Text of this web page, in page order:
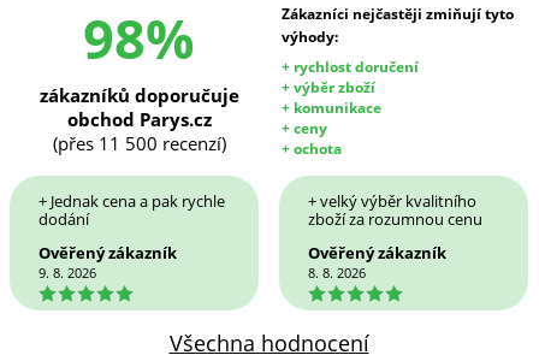
98%
Zákazníci nejčastěji zmiňují tyto
výhody:
+ rychlost doručení
+ výběr zboží
+ komunikace
+ ceny
+ ochota
zákazníků doporučuje
obchod Parys.cz
(přes 11 500 recenzí)
+ Jednak cena a pak rychle
dodání
Ověřený zákazník
9. 8. 2026
5
+ velký výběr kvalitního
zboží za rozumnou cenu
Ověřený zákazník
8. 8. 2026
5
Všechna hodnocení